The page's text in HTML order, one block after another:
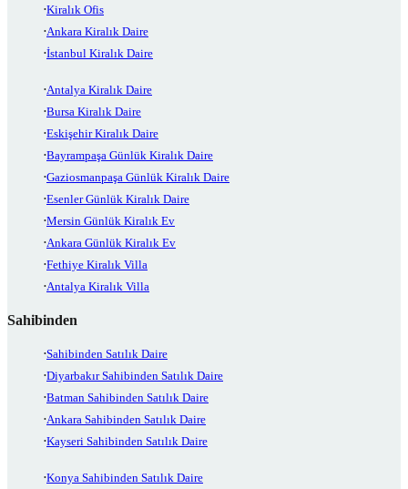
Kiralık Ofis
Ankara Kiralık Daire
İstanbul Kiralık Daire
Antalya Kiralık Daire
Bursa Kiralık Daire
Eskişehir Kiralık Daire
Bayrampaşa Günlük Kiralık Daire
Gaziosmanpaşa Günlük Kiralık Daire
Esenler Günlük Kiralık Daire
Mersin Günlük Kiralık Ev
Ankara Günlük Kiralık Ev
Fethiye Kiralık Villa
Antalya Kiralık Villa
Sahibinden
Sahibinden Satılık Daire
Diyarbakır Sahibinden Satılık Daire
Batman Sahibinden Satılık Daire
Ankara Sahibinden Satılık Daire
Kayseri Sahibinden Satılık Daire
Konya Sahibinden Satılık Daire